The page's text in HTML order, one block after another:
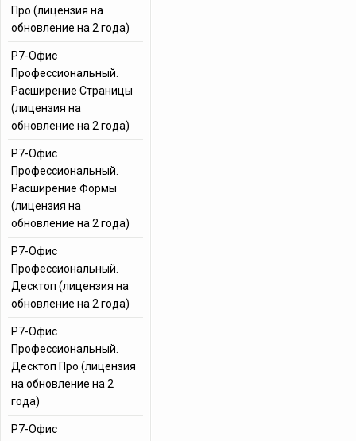
Про (лицензия на
обновление на 2 года)
Р7-Офис
Профессиональный.
Расширение Страницы
(лицензия на
обновление на 2 года)
Р7-Офис
Профессиональный.
Расширение Формы
(лицензия на
обновление на 2 года)
Р7-Офис
Профессиональный.
Десктоп (лицензия на
обновление на 2 года)
Р7-Офис
Профессиональный.
Десктоп Про (лицензия
на обновление на 2
года)
Р7-Офис